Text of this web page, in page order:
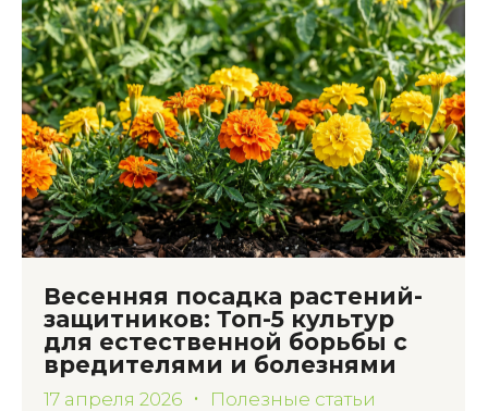
Весенняя посадка растений-
защитников: Топ-5 культур
для естественной борьбы с
вредителями и болезнями
17 апреля 2026 Полезные статьи